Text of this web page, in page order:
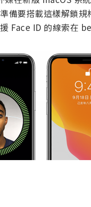
備要搭載這樣解鎖規
Face ID 的線索在